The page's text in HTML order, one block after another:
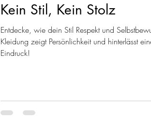
Kein Stil, Kein Stolz
Entdecke, wie dein Stil Respekt und
Kleidung zeigt Persönlichkeit und hinterlässt
Eindruck!